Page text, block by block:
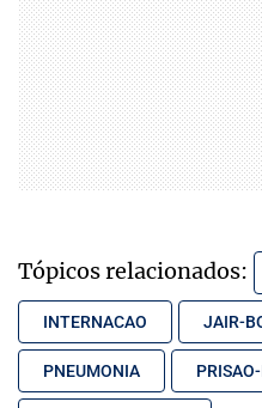
Tópicos relacionados:
INTERNACAO JAIR-
PNEUMONIA